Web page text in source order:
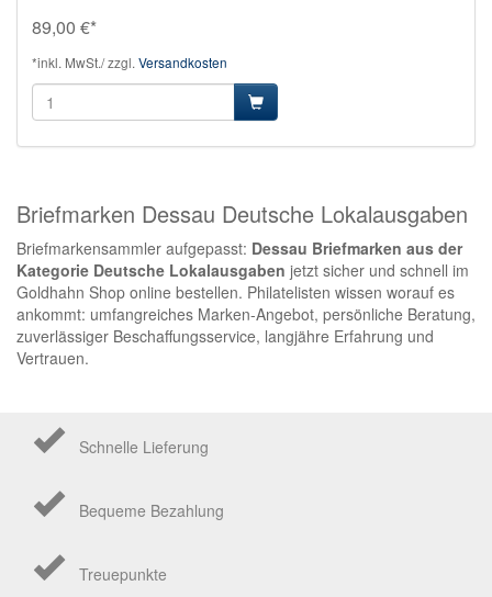
89,00 €*
*inkl. MwSt./ zzgl. Versandkosten
Briefmarken Dessau Deutsche Lokalausgaben
Briefmarkensammler aufgepasst: Dessau Briefmarken aus der
Kategorie Deutsche Lokalausgaben jetzt sicher und schnell im
Goldhahn Shop online bestellen. Philatelisten wissen worauf es
ankommt: umfangreiches Marken-Angebot, persönliche Beratung,
zuverlässiger Beschaffungsservice, langjähre Erfahrung und
Vertrauen.
Schnelle Lieferung
Bequeme Bezahlung
Treuepunkte